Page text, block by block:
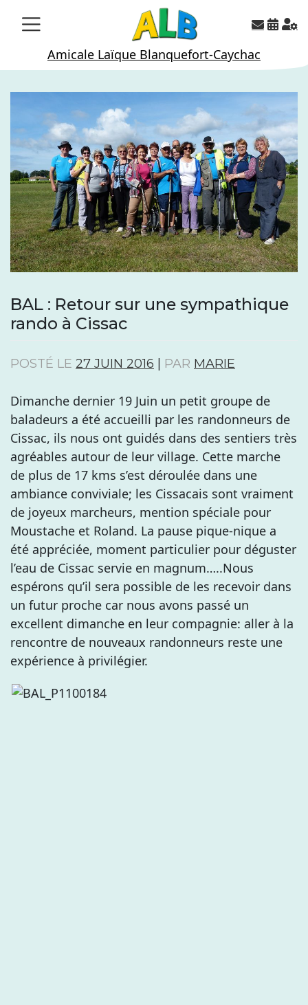
Amicale Laïque Blanquefort-Caychac
BAL : Retour sur une sympathique
rando à Cissac
POSTÉ LE 27 JUIN 2016 PAR MARIE
Dimanche dernier 19 Juin un petit groupe de
baladeurs a été accueilli par les randonneurs de
Cissac, ils nous ont guidés dans des sentiers très
agréables autour de leur village. Cette marche
de plus de 17 kms s’est déroulée dans une
ambiance conviviale; les Cissacais sont vraiment
de joyeux marcheurs, mention spéciale pour
Moustache et Roland. La pause pique-nique a
été appréciée, moment particulier pour déguster
l’eau de Cissac servie en magnum…..Nous
espérons qu’il sera possible de les recevoir dans
un futur proche car nous avons passé un
excellent dimanche en leur compagnie: aller à la
rencontre de nouveaux randonneurs reste une
expérience à privilégier.